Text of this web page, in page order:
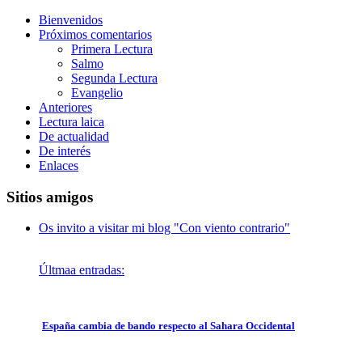
Bienvenidos
Próximos comentarios
Primera Lectura
Salmo
Segunda Lectura
Evangelio
Anteriores
Lectura laica
De actualidad
De interés
Enlaces
Sitios amigos
Os invito a visitar mi blog "Con viento contrario"
Últmaa entradas:
España cambia de bando respecto al Sahara Occidental